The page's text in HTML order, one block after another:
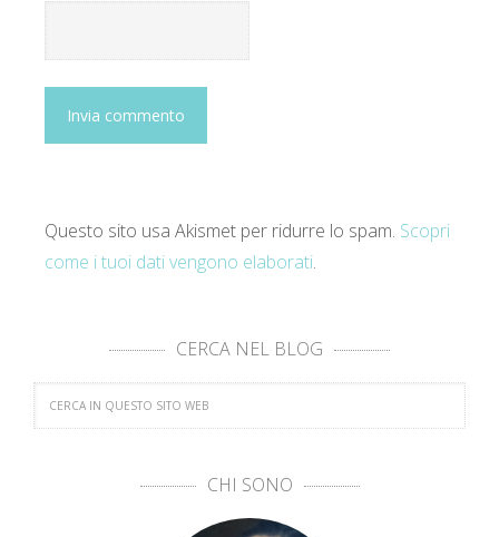
Questo sito usa Akismet per ridurre lo spam. Scopri
come i tuoi dati vengono elaborati.
CERCA NEL BLOG
CHI SONO